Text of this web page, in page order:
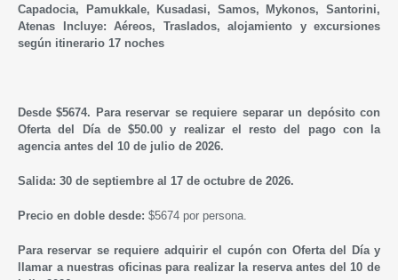
Capadocia, Pamukkale, Kusadasi, Samos, Mykonos, Santorini,
Atenas Incluye: Aéreos, Traslados, alojamiento y excursiones
según itinerario 17 noches
Desde $5674. Para reservar se requiere separar un depósito con
Oferta del Día de $50.00 y realizar el resto del pago con la
agencia antes del 10 de julio de 2026.
Salida: 30 de septiembre al 17 de octubre de 2026.
Precio en doble desde: $5674 por persona.
Para reservar se requiere adquirir el cupón con Oferta del Día y
llamar a nuestras oficinas para realizar la reserva antes del 10 de